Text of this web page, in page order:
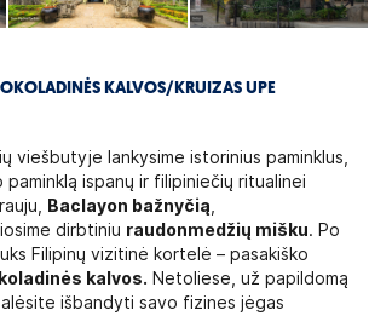
KALVOS/KRUIZAS UPE
viešbutyje lankysime istorinius paminklus,
paminklą ispanų ir filipiniečių ritualinei
Baclayon bažnyčią
dirbtiniu raudonmedžių mišku. Po
Filipinų vizitinė kortelė – pasakiško
kalvos. Netoliese, už papildomą
išbandyti savo fizines jėgas